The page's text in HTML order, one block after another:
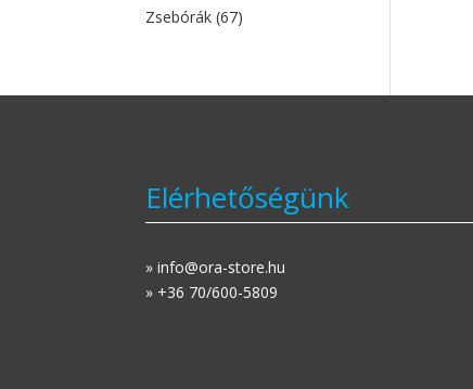
Zsebórák(67)
Elérhetőségünk
» info@ora-store.hu
» +36 70/600-5809